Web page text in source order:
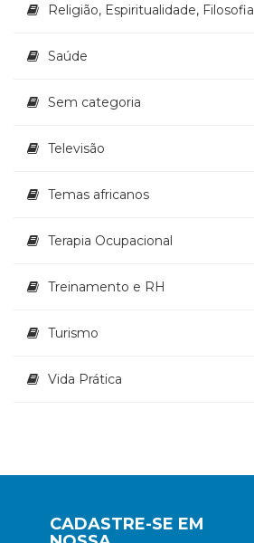
Religião, Espiritualidade, Filosofia
Saúde
Sem categoria
Televisão
Temas africanos
Terapia Ocupacional
Treinamento e RH
Turismo
Vida Prática
CADASTRE-SE EM